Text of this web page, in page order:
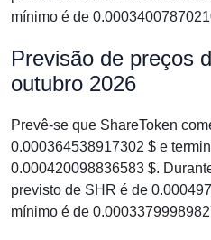
mínimo é de
Previsão de preços
outubro 2026
Prevê-se que ShareToken
0.000364538917302 $ e
0.000420098836583 $.
previsto de SHR é de
mínimo é de